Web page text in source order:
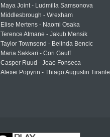
Maya Joint - Ludmilla Samsonova
Middlesbrough - Wrexham
Elise Mertens - Naomi Osaka
Terence Atmane - Jakub Mensik
Taylor Townsend - Belinda Bencic
Maria Sakkari - Cori Gauff
Casper Ruud - Joao Fonseca
Alexei Popyrin - Thiago Augustin Tirante